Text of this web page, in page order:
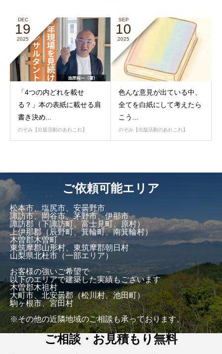
DEC
19
2025
「4つの内どれを載せ
る？」本の表紙に載せる肩
書き決め...
のぞみ【出版活動のあれこれ】
SEP
10
2025
色んな意見が出ている中、
全てを白紙にして考えたら
こう...
のぞみ【出版活動のあれこれ】
ご依頼可能エリア
松本市、塩尻市、安曇野市
諏訪市、岡谷市、茅野市、伊那市
諏訪郡（下諏訪町、富士見町、原村）
上伊那郡（辰野町、箕輪町、南箕輪村）
木曽郡木曽町
東筑摩郡山形村、東筑摩郡朝日村
山梨県北杜市（一部エリア）
お客様の強いご希望で
以下のエリアで建築した実績もございます
木曽郡木祖村
大町市、北安曇郡（松川村、池田町）
駒ヶ根市、宮田村
※その他の近隣地域のご相談も承っております。
ご相談・お見積もり無料